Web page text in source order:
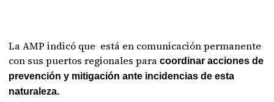
La AMP indicó que está en comunicación permanente
con sus puertos regionales para coordinar acciones de
prevención y mitigación ante incidencias de esta
naturaleza.